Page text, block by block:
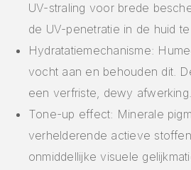
UV-straling voor brede
de UV-penetratie in de huid
Hydratatiemechanisme:
vocht aan en behouden dit.
een verfriste, dewy afwerking.
Tone-up effect: Minerale
verhelderende actieve
onmiddellijke visuele